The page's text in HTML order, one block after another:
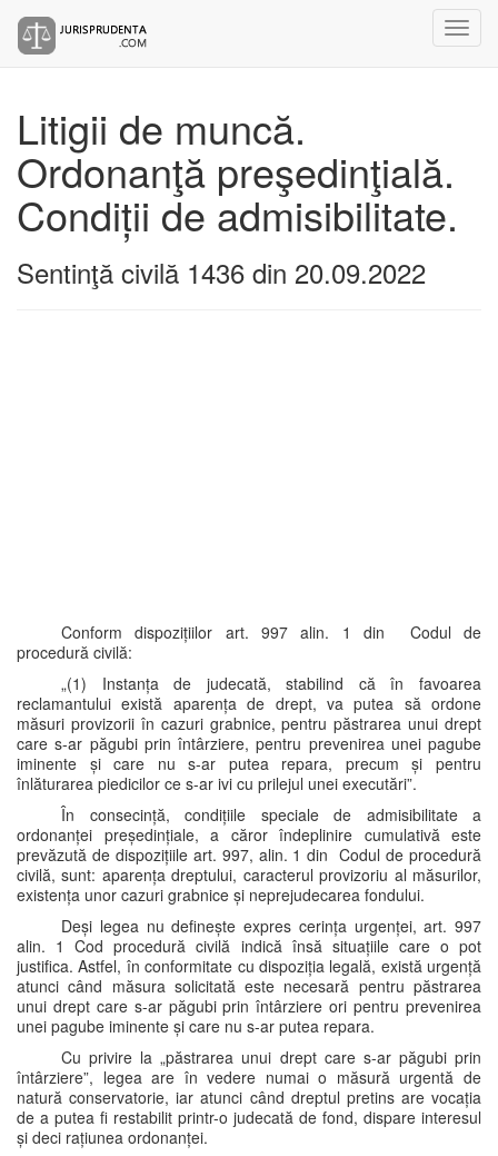
Litigii de muncă.
Ordonanţă preşedinţială.
Condiții de admisibilitate.
Sentinţă civilă 1436 din 20.09.2022
Conform dispozițiilor art. 997 alin. 1 din Codul de
procedură civilă:
„(1) Instanța de judecată, stabilind că în favoarea
reclamantului există aparența de drept, va putea să ordone
măsuri provizorii în cazuri grabnice, pentru păstrarea unui drept
care s-ar păgubi prin întârziere, pentru prevenirea unei pagube
iminente și care nu s-ar putea repara, precum și pentru
înlăturarea piedicilor ce s-ar ivi cu prilejul unei executări”.
În consecință, condițiile speciale de admisibilitate a
ordonanței președințiale, a căror îndeplinire cumulativă este
prevăzută de dispozițiile art. 997, alin. 1 din Codul de procedură
civilă, sunt: aparența dreptului, caracterul provizoriu al măsurilor,
existența unor cazuri grabnice și neprejudecarea fondului.
Deși legea nu definește expres cerința urgenței, art. 997
alin. 1 Cod procedură civilă indică însă situațiile care o pot
justifica. Astfel, în conformitate cu dispoziția legală, există urgență
atunci când măsura solicitată este necesară pentru păstrarea
unui drept care s-ar păgubi prin întârziere ori pentru prevenirea
unei pagube iminente și care nu s-ar putea repara.
Cu privire la „păstrarea unui drept care s-ar păgubi prin
întârziere”, legea are în vedere numai o măsură urgentă de
natură conservatorie, iar atunci când dreptul pretins are vocația
de a putea fi restabilit printr-o judecată de fond, dispare interesul
și deci rațiunea ordonanței.